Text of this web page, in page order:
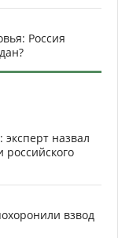
Россия
назвал
взвод